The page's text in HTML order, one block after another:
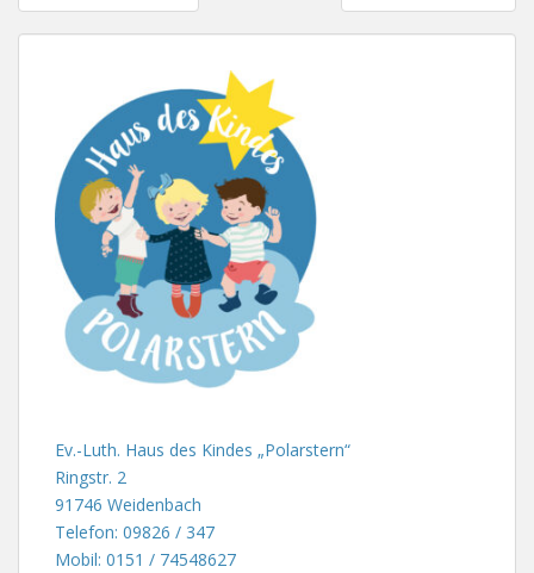
Ev.-Luth. Haus des Kindes „Polarstern“
Ringstr. 2
91746 Weidenbach
Telefon: 09826 / 347
Mobil: 0151 / 74548627